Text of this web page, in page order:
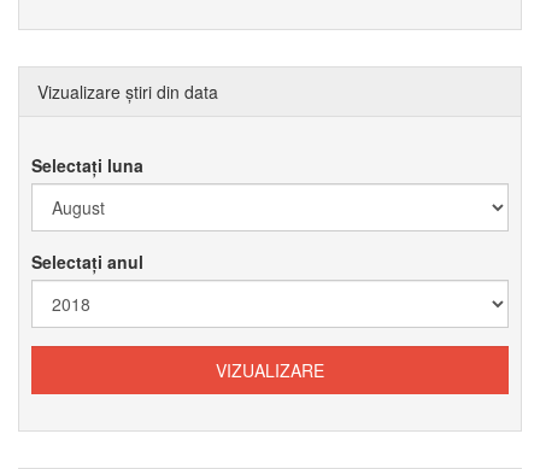
Vizualizare știri din data
Selectați luna
Selectați anul